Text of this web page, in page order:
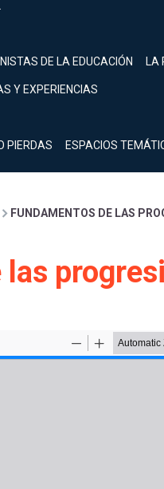
DE LA EDUCACIÓN LA
Y EXPERIENCIAS
PIERDAS ESPACIOS
FUNDAMENTOS DE LAS